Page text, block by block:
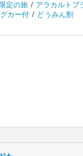
定の旅 / アラカルトプ
カー付 / どうみん割